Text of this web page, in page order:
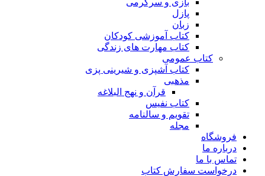
پازل
زبان
کتاب آموزشی کودکان
کتاب مهارت های زندگی
کتاب عمومی
کتاب آشپزی و شیرینی پزی
مذهبی
قرآن و نهج البلاغه
کتاب نفیس
تقویم و سالنامه
مجله
فروشگاه
درباره ما
تماس با ما
درخواست سفارش کتاب